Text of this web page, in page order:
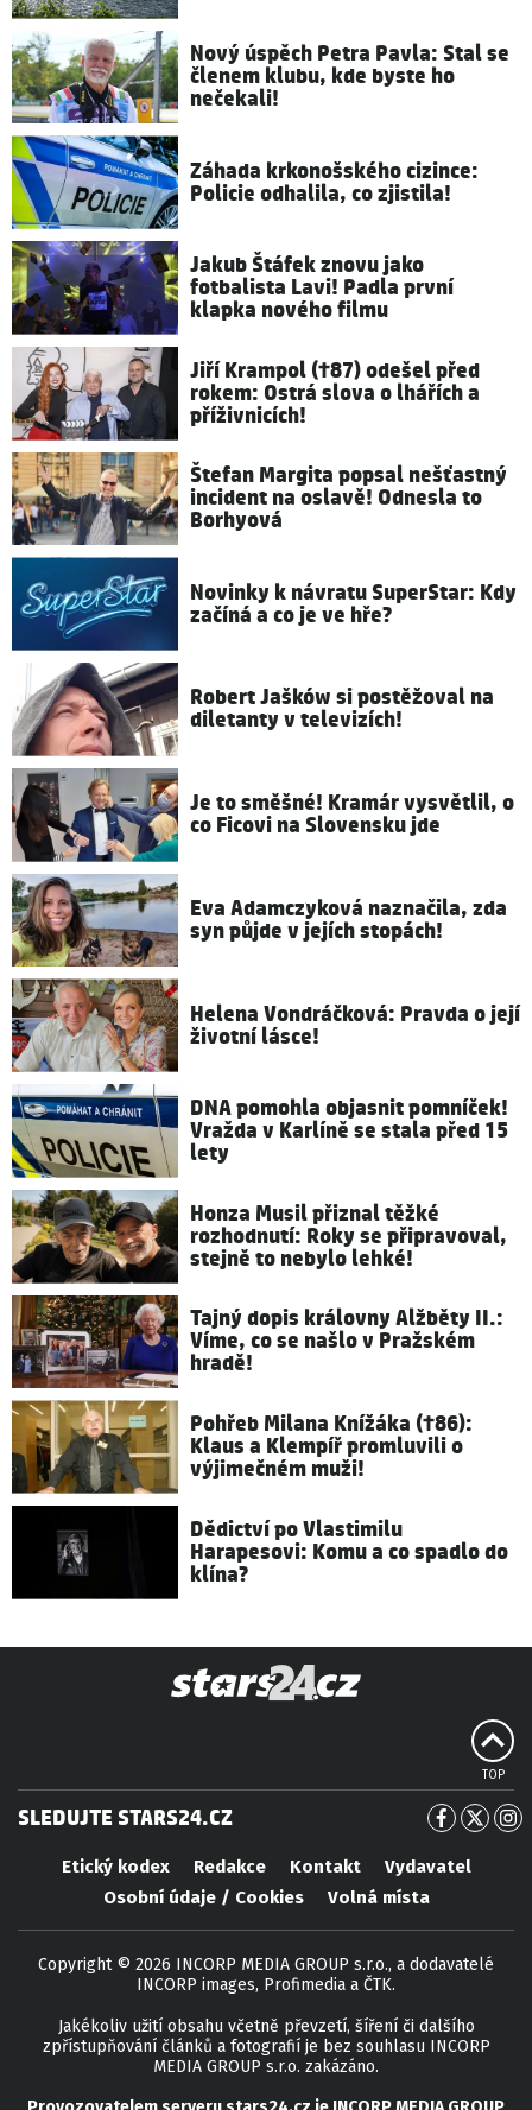
Nový úspěch Petra Pavla: Stal se
členem klubu, kde byste ho
nečekali!
Záhada krkonošského cizince:
Policie odhalila, co zjistila!
Jakub Štáfek znovu jako
fotbalista Lavi! Padla první
klapka nového filmu
Jiří Krampol (†87) odešel před
rokem: Ostrá slova o lhářích a
příživnicích!
Štefan Margita popsal nešťastný
incident na oslavě! Odnesla to
Borhyová
Novinky k návratu SuperStar: Kdy
začíná a co je ve hře?
Robert Jašków si postěžoval na
diletanty v televizích!
Je to směšné! Kramár vysvětlil, o
co Ficovi na Slovensku jde
Eva Adamczyková naznačila, zda
syn půjde v jejích stopách!
Helena Vondráčková: Pravda o její
životní lásce!
DNA pomohla objasnit pomníček!
Vražda v Karlíně se stala před 15
lety
Honza Musil přiznal těžké
rozhodnutí: Roky se připravoval,
stejně to nebylo lehké!
Tajný dopis královny Alžběty II.:
Víme, co se našlo v Pražském
hradě!
Pohřeb Milana Knížáka (†86):
Klaus a Klempíř promluvili o
výjimečném muži!
Dědictví po Vlastimilu
Harapesovi: Komu a co spadlo do
klína?
TOP
SLEDUJTE STARS24.CZ
Etický kodex Redakce Kontakt
Vydavatel
Osobní údaje / Cookies
Volná místa
Copyright © 2026 INCORP MEDIA GROUP s.r.o., a dodavatelé
INCORP images, Profimedia a ČTK.
Jakékoliv užití obsahu včetně převzetí, šíření či dalšího
zpřístupňování článků a fotografií je bez souhlasu INCORP
MEDIA GROUP s.r.o. zakázáno.